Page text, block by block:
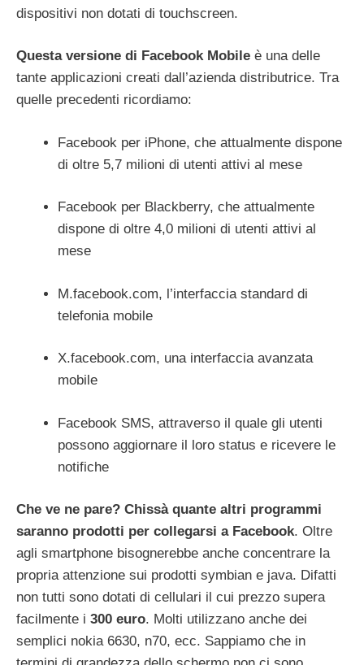
dispositivi non dotati di touchscreen.
Questa versione di Facebook Mobile è una delle
tante applicazioni creati dall’azienda distributrice. Tra
quelle precedenti ricordiamo:
Facebook per iPhone, che attualmente dispone
di oltre 5,7 milioni di utenti attivi al mese
Facebook per Blackberry, che attualmente
dispone di oltre 4,0 milioni di utenti attivi al
mese
M.facebook.com, l’interfaccia standard di
telefonia mobile
X.facebook.com, una interfaccia avanzata
mobile
Facebook SMS, attraverso il quale gli utenti
possono aggiornare il loro status e ricevere le
notifiche
Che ve ne pare? Chissà quante altri programmi
saranno prodotti per collegarsi a Facebook. Oltre
agli smartphone bisognerebbe anche concentrare la
propria attenzione sui prodotti symbian e java. Difatti
non tutti sono dotati di cellulari il cui prezzo supera
facilmente i 300 euro. Molti utilizzano anche dei
semplici nokia 6630, n70, ecc. Sappiamo che in